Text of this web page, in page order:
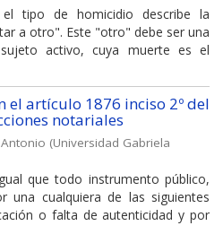
tipo de homicidio describe la
a otro". Este "otro" debe ser una
activo, cuya muerte es el
el artículo 1876 inciso 2º del
notariales
(Universidad Gabriela
que todo instrumento público,
una cualquiera de las siguientes
o falta de autenticidad y por